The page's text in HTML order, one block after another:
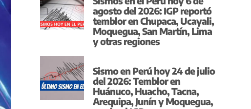
agosto del 2026: IGP reportó
temblor en Chupaca, Ucayali,
Moquegua, San Martín, Lima
y otras regiones
Sismo en Perú hoy 24 de julio
del 2026: Temblor en
Huánuco, Huacho, Tacna,
Arequipa, Junín y Moquegua,